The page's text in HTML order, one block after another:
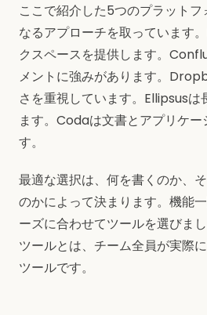
ここで紹介した5つのプラット
なるアプローチを取っています
クスペースを提供します。
メントに強みがあります。
さを重視しています。Ellipsusは
ます。Codaは文書とアプリケー
す。
最適な選択は、何を書くのか、
のかによって決まります。機能
ーズに合わせてツールを選びま
ツールとは、チーム全員が実際
ツールです。